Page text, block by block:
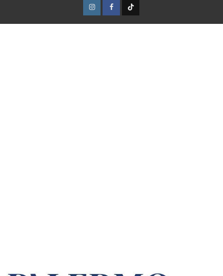
InstagramFacebook
TikTok